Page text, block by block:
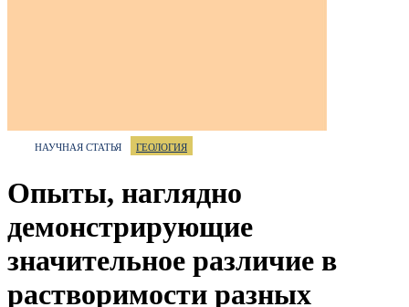
НАУЧНАЯ СТАТЬЯ ГЕОЛОГИЯ
Опыты, наглядно
демонстрирующие
значительное различие в
растворимости разных